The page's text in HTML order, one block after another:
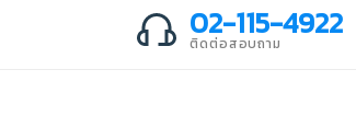
02-115-4922
ติดต่อสอบถาม